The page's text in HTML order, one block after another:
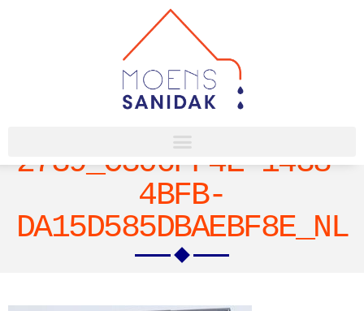
2739_C306FF4E-1438-
4BFB-
DA15D585DBAEBF8E_NL